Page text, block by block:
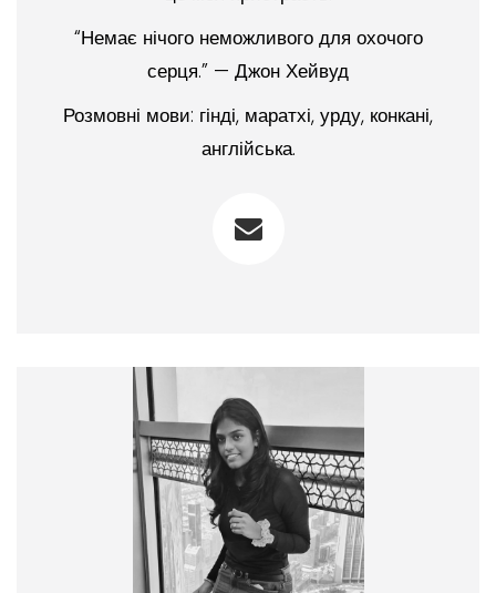
“Немає нічого неможливого для охочого
серця.” — Джон Хейвуд
Розмовні мови: гінді, маратхі, урду, конкані,
англійська.